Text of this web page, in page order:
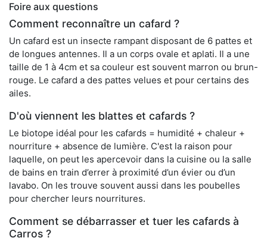
Foire aux questions
Comment reconnaître un cafard ?
Un cafard est un insecte rampant disposant de 6 pattes et
de longues antennes. Il a un corps ovale et aplati. Il a une
taille de 1 à 4cm et sa couleur est souvent marron ou brun-
rouge. Le cafard a des pattes velues et pour certains des
ailes.
D'où viennent les blattes et cafards ?
Le biotope idéal pour les cafards = humidité + chaleur +
nourriture + absence de lumière. C'est la raison pour
laquelle, on peut les apercevoir dans la cuisine ou la salle
de bains en train d’errer à proximité d’un évier ou d’un
lavabo. On les trouve souvent aussi dans les poubelles
pour chercher leurs nourritures.
Comment se débarrasser et tuer les cafards à
Carros ?